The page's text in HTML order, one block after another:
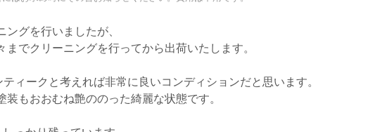
グを行いましたが、
までクリーニングを行ってから出荷いたします。
ィークと考えれば非常に良いコンディションだと思います。
装もおおむね艶ののった綺麗な状態です。